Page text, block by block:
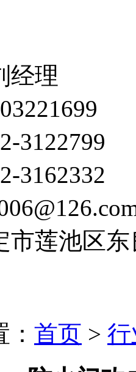
经理
3122799
3162332
市莲池区
首页 >